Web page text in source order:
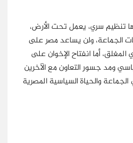
تنظيم سري، يعمل تحت الأرض،
الجماعة، ولن يساعد مصر على
أما انفتاح الإخوان على
ومد جسور التعاون مع الآخرين
والحياة السياسية المصرية